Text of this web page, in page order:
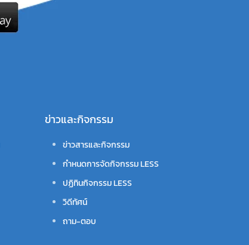
ข่าวและกิจกรรม
ข่าวสารและกิจกรรม
กำหนดการจัดกิจกรรม LESS
ปฏิทินกิจกรรม LESS
วิดีทัศน์
ถาม-ตอบ